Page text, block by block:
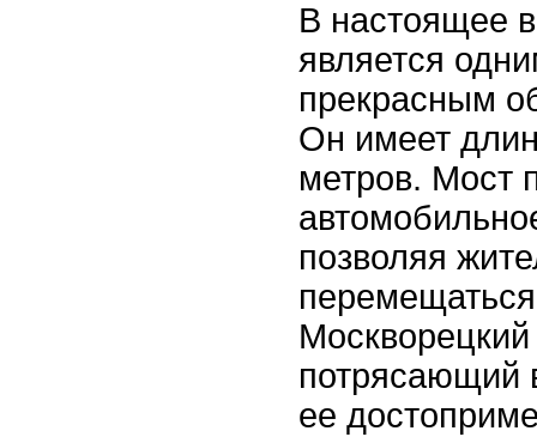
В настоящее
является
прекрасным
Он имеет
метров. Мост
позволяя
потрясающий
ее